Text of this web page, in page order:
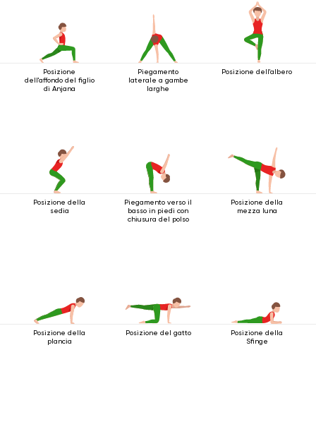
Posizione
dell'affondo del figlio
di Anjana
Piegamento
laterale a gambe
larghe
Posizione dell'albero
Posizione della
sedia
Piegamento verso il
basso in piedi con
chiusura del polso
Posizione della
mezza luna
Posizione della
plancia
Posizione del gatto
Posizione della
Sfinge